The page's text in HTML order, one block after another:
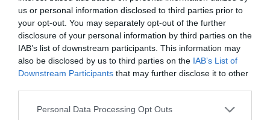
us or personal information disclosed to third parties prior to
your opt-out. You may separately opt-out of the further
disclosure of your personal information by third parties on the
IAB’s list of downstream participants. This information may
also be disclosed by us to third parties on the IAB’s List of
Downstream Participants that may further disclose it to other
Personal Data Processing Opt Outs
Γαστροσκόπηση